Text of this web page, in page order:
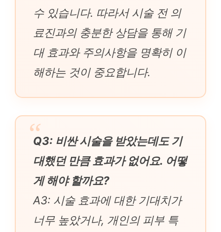
수 있습니다. 따라서 시술 전 의
료진과의 충분한 상담을 통해 기
대 효과와 주의사항을 명확히 이
해하는 것이 중요합니다.
Q3: 비싼 시술을 받았는데도 기
대했던 만큼 효과가 없어요. 어떻
게 해야 할까요?
A3: 시술 효과에 대한 기대치가
너무 높았거나, 개인의 피부 특